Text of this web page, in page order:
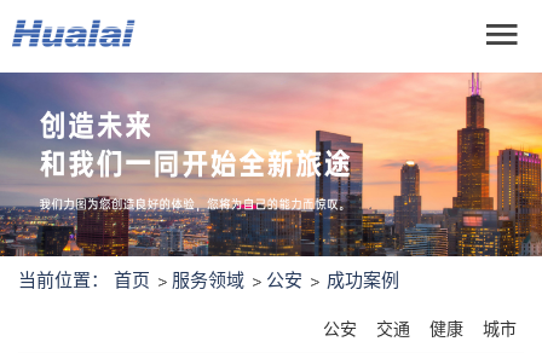
当前位置： 首页 服务领域 公安 成功案例
公安 交通 健康 城市